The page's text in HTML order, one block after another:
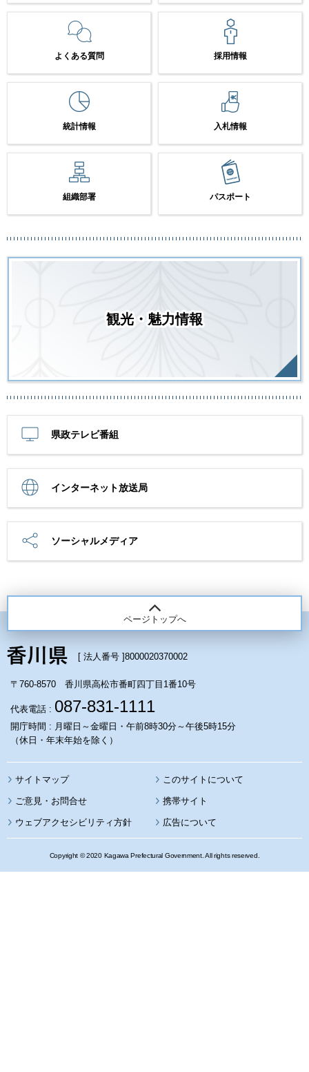
よくある質問 採用情報
統計情報 入札情報
組織部署 パスポート
観光・魅力情報
県政テレビ番組
インターネット放送局
ソーシャルメディア
ページトップへ
[ 法人番号 ]8000020370002
〒760-8570 香川県高松市番町四丁目1番10号
代表電話 : 087-831-1111
開庁時間 : 月曜日～金曜日・午前8時30分～午後5時15分
（休日・年末年始を除く）
サイトマップ このサイトについて
携帯サイト
ウェブアクセシビリティ方針 広告について
Copyright © 2020 Kagawa Prefectural Government. All rights reserved.